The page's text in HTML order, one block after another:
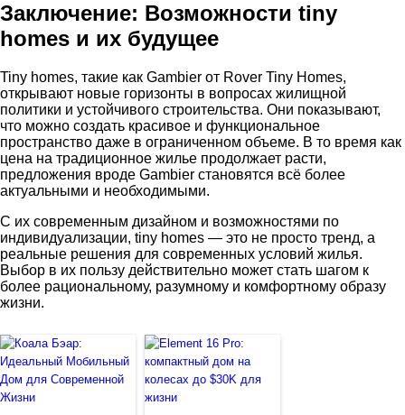
Заключение: Возможности tiny
homes и их будущее
Tiny homes, такие как Gambier от Rover Tiny Homes,
открывают новые горизонты в вопросах жилищной
политики и устойчивого строительства. Они показывают,
что можно создать красивое и функциональное
пространство даже в ограниченном объеме. В то время как
цена на традиционное жилье продолжает расти,
предложения вроде Gambier становятся всё более
актуальными и необходимыми.
С их современным дизайном и возможностями по
индивидуализации, tiny homes — это не просто тренд, а
реальные решения для современных условий жилья.
Выбор в их пользу действительно может стать шагом к
более рациональному, разумному и комфортному образу
жизни.